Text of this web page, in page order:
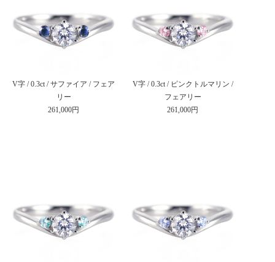
V字 / 0.3ct / サファイア / フェア
リー
261,000円
V字 / 0.3ct / ピンクトルマリン /
フェアリー
261,000円